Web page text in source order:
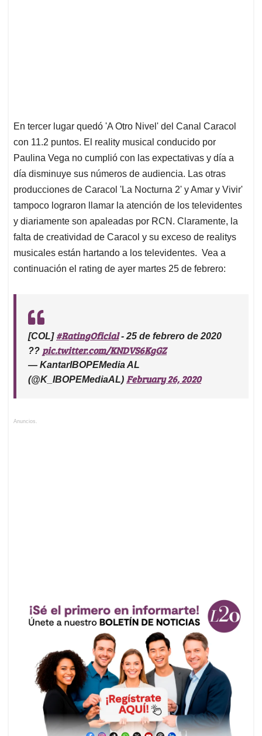
En tercer lugar quedó 'A Otro Nivel' del Canal Caracol
con 11.2 puntos. El reality musical conducido por
Paulina Vega no cumplió con las expectativas y día a
día disminuye sus números de audiencia. Las otras
producciones de Caracol 'La Nocturna 2' y Amar y Vivir'
tampoco lograron llamar la atención de los televidentes
y diariamente son apaleadas por RCN. Claramente, la
falta de creatividad de Caracol y su exceso de realitys
musicales están hartando a los televidentes. Vea a
continuación el rating de ayer martes 25 de febrero:
[COL] #RatingOficial- 25 de febrero de 2020
?? pic.twitter.com/KNDVS6KgGZ
— KantarIBOPEMedia AL
(@K_IBOPEMediaAL) February 26, 2020
Anuncios.